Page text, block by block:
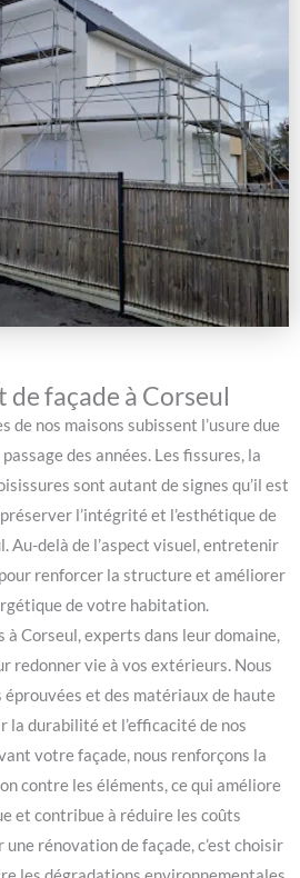
de façade à Corseul
de nos maisons subissent l’usure due
des années. Les fissures, la
sont autant de signes qu’il est
l’intégrité et l’esthétique de
Au-delà de l’aspect visuel, entretenir
renforcer la structure et améliorer
de votre habitation.
à Corseul, experts dans leur domaine,
redonner vie à vos extérieurs. Nous
et des matériaux de haute
la durabilité et l’efficacité de nos
votre façade, nous renforçons la
contre les éléments, ce qui améliore
et contribue à réduire les coûts
rénovation de façade, c’est choisir